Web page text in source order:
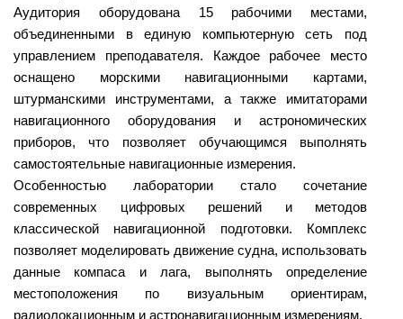
Аудитория оборудована 15 рабочими местами,
объединенными в единую компьютерную сеть под
управлением преподавателя. Каждое рабочее место
оснащено морскими навигационными картами,
штурманскими инструментами, а также имитаторами
навигационного оборудования и астрономических
приборов, что позволяет обучающимся выполнять
самостоятельные навигационные измерения.
Особенностью лаборатории стало сочетание
современных цифровых решений и методов
классической навигационной подготовки. Комплекс
позволяет моделировать движение судна, использовать
данные компаса и лага, выполнять определение
местоположения по визуальным ориентирам,
радиолокационным и астронавигационным измерениям.